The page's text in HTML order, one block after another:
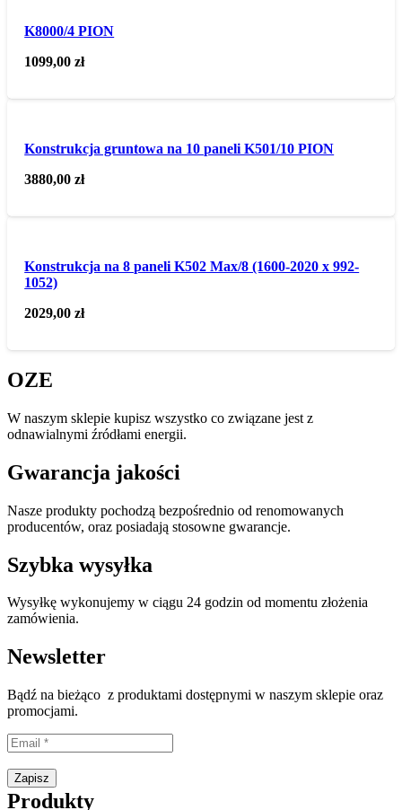
K8000/4 PION
1099,00zł
Konstrukcja gruntowa na 10 paneli K501/10 PION
3880,00zł
Konstrukcja na 8 paneli K502 Max/8 (1600-2020 x 992-
1052)
2029,00zł
OZE
W naszym sklepie kupisz wszystko co związane jest z
odnawialnymi źródłami energii.
Gwarancja jakości
Nasze produkty pochodzą bezpośrednio od renomowanych
producentów, oraz posiadają stosowne gwarancje.
Szybka wysyłka
Wysyłkę wykonujemy w ciągu 24 godzin od momentu złożenia
zamówienia.
Newsletter
Bądź na bieżąco z produktami dostępnymi w naszym sklepie oraz
promocjami.
Zapisz
Produkty